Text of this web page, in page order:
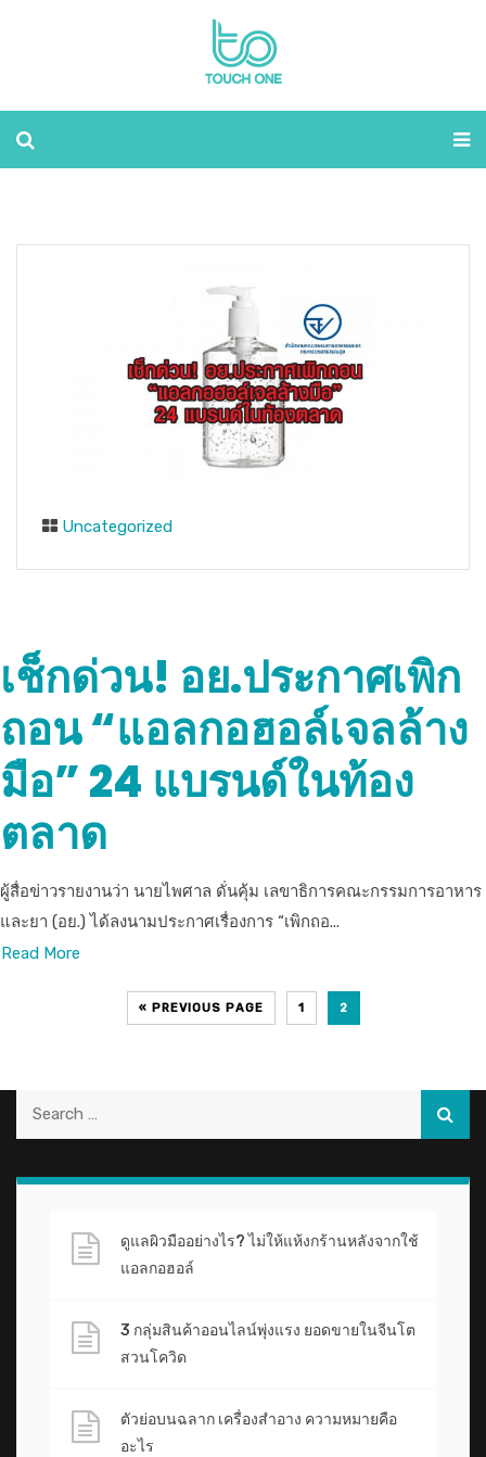
Uncategorized
เช็กด่วน! อย.ประกาศเพิก
ถอน “แอลกอฮอล์เจลล้าง
มือ” 24 แบรนด์ในท้อง
ตลาด
ผู้สื่อข่าวรายงานว่า นายไพศาล ดั่นคุ้ม เลขาธิการคณะกรรมการอาหาร
และยา (อย.) ได้ลงนามประกาศเรื่องการ “เพิกถอ...
Read More
« PREVIOUS PAGE 1 2
ดูแลผิวมืออย่างไร? ไม่ให้แห้งกร้านหลังจากใช้
แอลกอฮอล์
3 กลุ่มสินค้าออนไลน์พุ่งแรง ยอดขายในจีนโต
สวนโควิด
ตัวย่อบนฉลาก เครื่องสำอาง ความหมายคือ
อะไร